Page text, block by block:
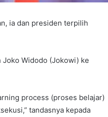
ia dan presiden terpilih
Widodo (Jokowi) ke
process (proses belajar)
tandasnya kepada